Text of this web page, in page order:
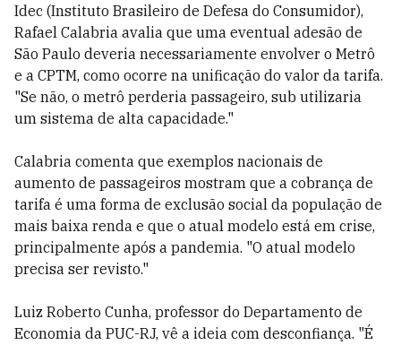
Idec (Instituto Brasileiro de Defesa do Consumidor),
Rafael Calabria avalia que uma eventual adesão de
São Paulo deveria necessariamente envolver o Metrô
e a CPTM, como ocorre na unificação do valor da tarifa.
"Se não, o metrô perderia passageiro, sub utilizaria
um sistema de alta capacidade."
Calabria comenta que exemplos nacionais de
aumento de passageiros mostram que a cobrança de
tarifa é uma forma de exclusão social da população de
mais baixa renda e que o atual modelo está em crise,
principalmente após a pandemia. "O atual modelo
precisa ser revisto."
Luiz Roberto Cunha, professor do Departamento de
Economia da PUC-RJ, vê a ideia com desconfiança. "É